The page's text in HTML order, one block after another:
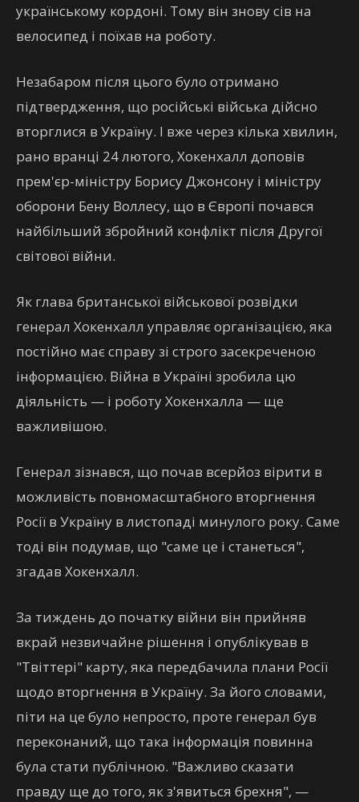
українському кордоні. Тому він знову сів на
велосипед і поїхав на роботу.
Незабаром після цього було отримано
підтвердження, що російські війська дійсно
вторглися в Україну. І вже через кілька хвилин,
рано вранці 24 лютого, Хокенхалл доповів
прем'єр-міністру Борису Джонсону і міністру
оборони Бену Воллесу, що в Європі почався
найбільший збройний конфлікт після Другої
світової війни.
Як глава британської військової розвідки
генерал Хокенхалл управляє організацією, яка
постійно має справу зі строго засекреченою
інформацією. Війна в Україні зробила цю
діяльність — і роботу Хокенхалла — ще
важливішою.
Генерал зізнався, що почав всерйоз вірити в
можливість повномасштабного вторгнення
Росії в Україну в листопаді минулого року. Саме
тоді він подумав, що "саме це і станеться",
згадав Хокенхалл.
За тиждень до початку війни він прийняв
вкрай незвичайне рішення і опублікував в
"Твіттері" карту, яка передбачила плани Росії
щодо вторгнення в Україну. За його словами,
піти на це було непросто, проте генерал був
переконаний, що така інформація повинна
була стати публічною. "Важливо сказати
правду ще до того, як з'явиться брехня", —